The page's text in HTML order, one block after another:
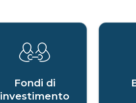
Fondi di
investimento